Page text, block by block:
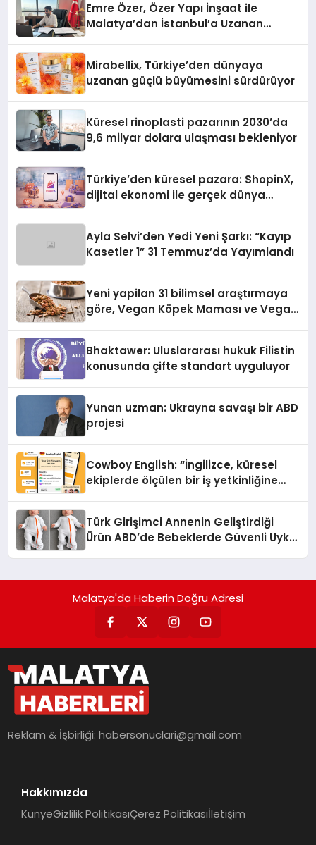
Emre Özer, Özer Yapı İnşaat ile
Malatya’dan İstanbul’a Uzanan
Mirabellix, Türkiye’den dünyaya
uzanan güçlü büyümesini sürdürüyor
Küresel rinoplasti pazarının 2030’da
9,6 milyar dolara ulaşması bekleniyor
Türkiye’den küresel pazara: ShopinX,
dijital ekonomi ile gerçek dünya
Ayla Selvi’den Yedi Yeni Şarkı: “Kayıp
Kasetler 1” 31 Temmuz’da Yayımlandı
Yeni yapilan 31 bilimsel araştırmaya
göre, Vegan Köpek Maması ve Vegan
Bhaktawer: Uluslararası hukuk Filistin
konusunda çifte standart uyguluyor
Yunan uzman: Ukrayna savaşı bir ABD
projesi
Cowboy English: “İngilizce, küresel
ekiplerde ölçülen bir iş yetkinliğine
Türk Girişimci Annenin Geliştirdiği
Ürün ABD’de Bebeklerde Güvenli Uyku
Malatya'da Haberin Doğru Adresi
Reklam & İşbirliği:habersonuclari@gmail.com
Hakkımızda
KünyeGizlilik PolitikasıÇerez Politikasıİletişim